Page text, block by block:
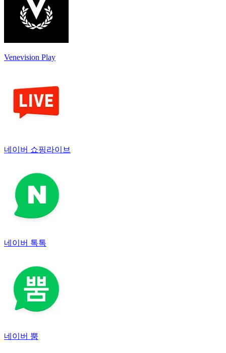
Venevision Play
네이버 쇼핑라이브
네이버 톡톡
네이버 뿜